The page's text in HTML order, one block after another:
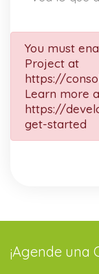
You must
Project at
https://
Learn more
https://
get-started
¡Agende una